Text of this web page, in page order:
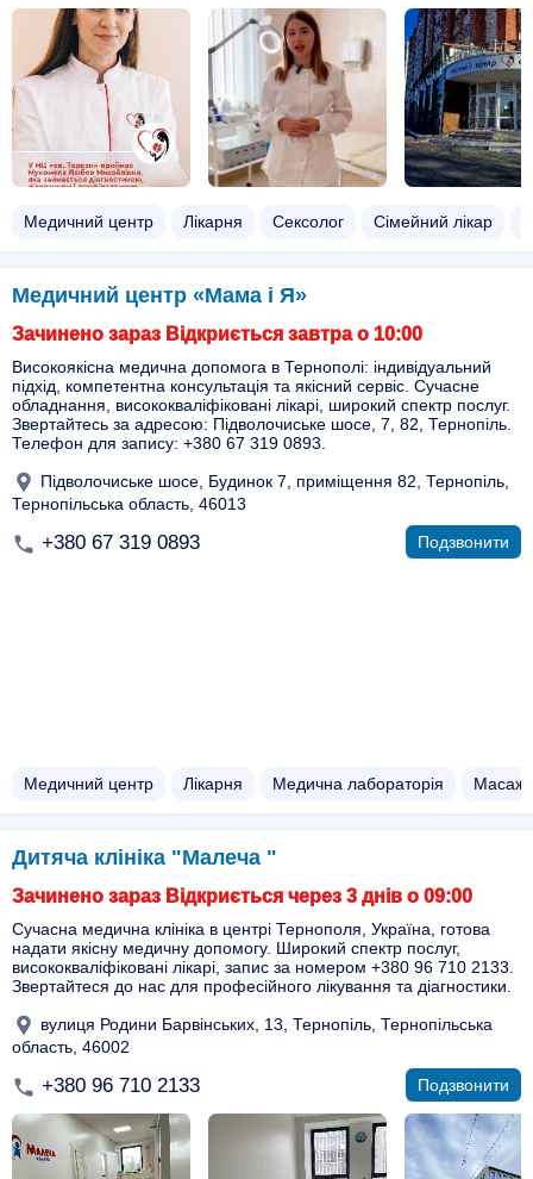
Медичний центр Лікарня Сексолог Сімейний лікар
Медичний центр «Мама і Я»
Зачинено зараз Відкриється завтра о 10:00
Високоякісна медична допомога в Тернополі: індивідуальний
підхід, компетентна консультація та якісний сервіс. Сучасне
обладнання, висококваліфіковані лікарі, широкий спектр послуг.
Звертайтесь за адресою: Підволочиське шосе, 7, 82, Тернопіль.
Телефон для запису: +380 67 319 0893.
Підволочиське шосе, Будинок 7, приміщення 82, Тернопіль,
Тернопільська область, 46013
+380 67 319 0893 Подзвонити
Медичний центр Лікарня Медична лабораторія Масаж
Дитяча клініка "Малеча "
Зачинено зараз Відкриється через 3 днів о 09:00
Сучасна медична клініка в центрі Тернополя, Україна, готова
надати якісну медичну допомогу. Широкий спектр послуг,
висококваліфіковані лікарі, запис за номером +380 96 710 2133.
Звертайтеся до нас для професійного лікування та діагностики.
вулиця Родини Барвінських, 13, Тернопіль, Тернопільська
область, 46002
+380 96 710 2133 Подзвонити